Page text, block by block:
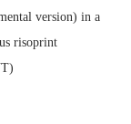
version) in a
risoprint